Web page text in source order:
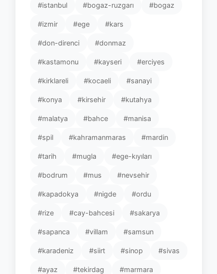
#istanbul #bogaz-ruzgarı #bogaz
#izmir #ege #kars
#don-direnci #donmaz
#kastamonu #kayseri #erciyes
#kirklareli #kocaeli #sanayi
#konya #kirsehir #kutahya
#malatya #bahce #manisa
#spil #kahramanmaras #mardin
#tarih #mugla #ege-kıyıları
#bodrum #mus #nevsehir
#kapadokya #nigde #ordu
#rize #cay-bahcesi #sakarya
#sapanca #villam #samsun
#karadeniz #siirt #sinop #sivas
#ayaz #tekirdag #marmara